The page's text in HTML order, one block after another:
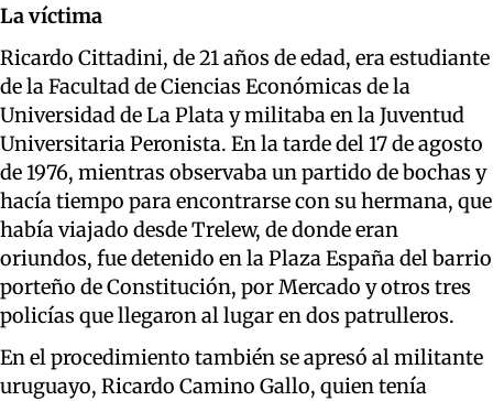
La víctima
Ricardo Cittadini, de 21 años de edad, era estudiante
de la Facultad de Ciencias Económicas de la
Universidad de La Plata y militaba en la Juventud
Universitaria Peronista. En la tarde del 17 de agosto
de 1976, mientras observaba un partido de bochas y
hacía tiempo para encontrarse con su hermana, que
había viajado desde Trelew, de donde eran
oriundos, fue detenido en la Plaza España del barrio
porteño de Constitución, por Mercado y otros tres
policías que llegaron al lugar en dos patrulleros.
En el procedimiento también se apresó al militante
uruguayo, Ricardo Camino Gallo, quien tenía